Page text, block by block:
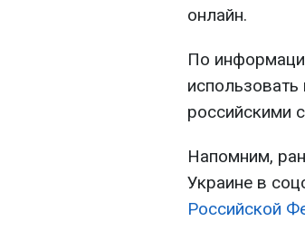
онлайн.
По
российскими
Напомним,
Украине в
Российской